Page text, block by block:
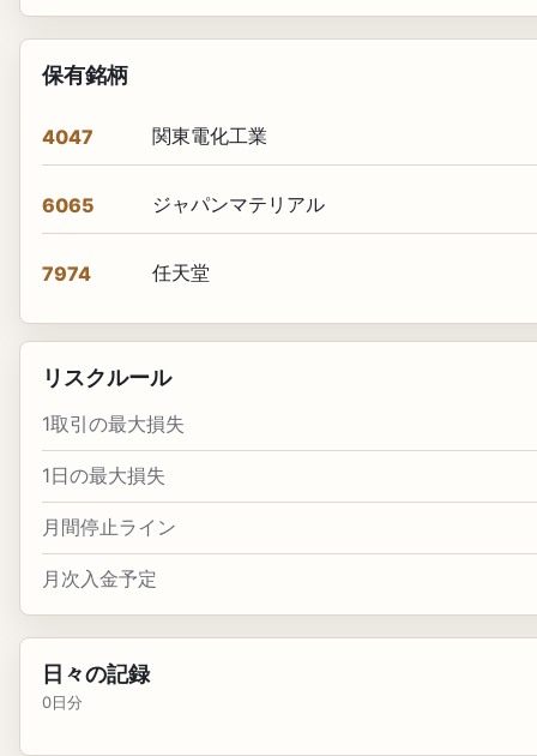
保有銘柄
4047 関東電化工業
6065 ジャパンマテリアル
7974 任天堂
リスクルール
1取引の最大損失
1日の最大損失
月間停止ライン
月次入金予定
日々の記録
0日分